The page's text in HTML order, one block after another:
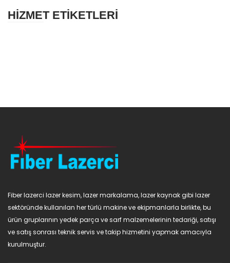
HİZMET ETİKETLERİ
Fiber lazerci lazer kesim, lazer markalama, lazer kaynak gibi lazer
sektöründe kullanılan her türlü makine ve ekipmanlarla birlikte, bu
ürün gruplarının yedek parça ve sarf malzemelerinin tedariği, satışı
ve satış sonrası teknik servis ve takip hizmetini yapmak amacıyla
kurulmuştur.